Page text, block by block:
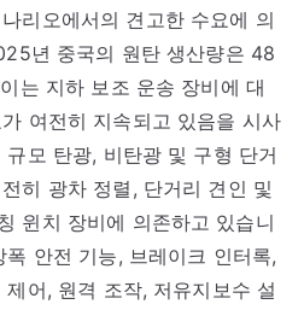
리오에서의 견고한 수요에 의
년 중국의 원탄 생산량은 48
는 지하 보조 운송 장비에 대
여전히 지속되고 있음을 시사
모 탄광, 비탄광 및 구형 단거
히 광차 정렬, 단거리 견인 및
윈치 장비에 의존하고 있습니
안전 기능, 브레이크 인터록,
어, 원격 조작, 저유지보수 설